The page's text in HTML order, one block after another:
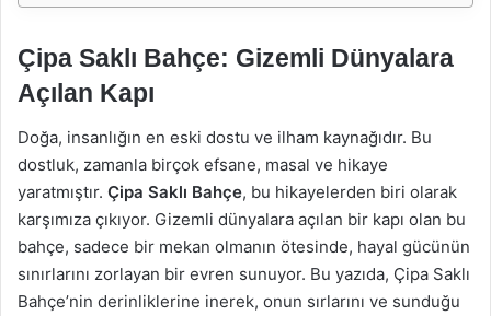
Çipa Saklı Bahçe: Gizemli Dünyalara
Açılan Kapı
Doğa, insanlığın en eski dostu ve ilham kaynağıdır. Bu
dostluk, zamanla birçok efsane, masal ve hikaye
yaratmıştır. Çipa Saklı Bahçe, bu hikayelerden biri olarak
karşımıza çıkıyor. Gizemli dünyalara açılan bir kapı olan bu
bahçe, sadece bir mekan olmanın ötesinde, hayal gücünün
sınırlarını zorlayan bir evren sunuyor. Bu yazıda, Çipa Saklı
Bahçe’nin derinliklerine inerek, onun sırlarını ve sunduğu